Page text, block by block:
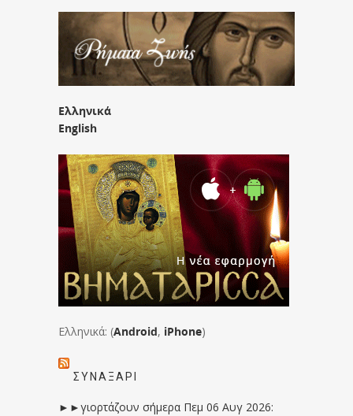
Ελληνικά
English
Ελληνικά: (Android, iPhone)
ΣΥΝΑΞΆΡΙ
►►γιορτάζουν σήμερα Πεμ 06 Αυγ 2026: